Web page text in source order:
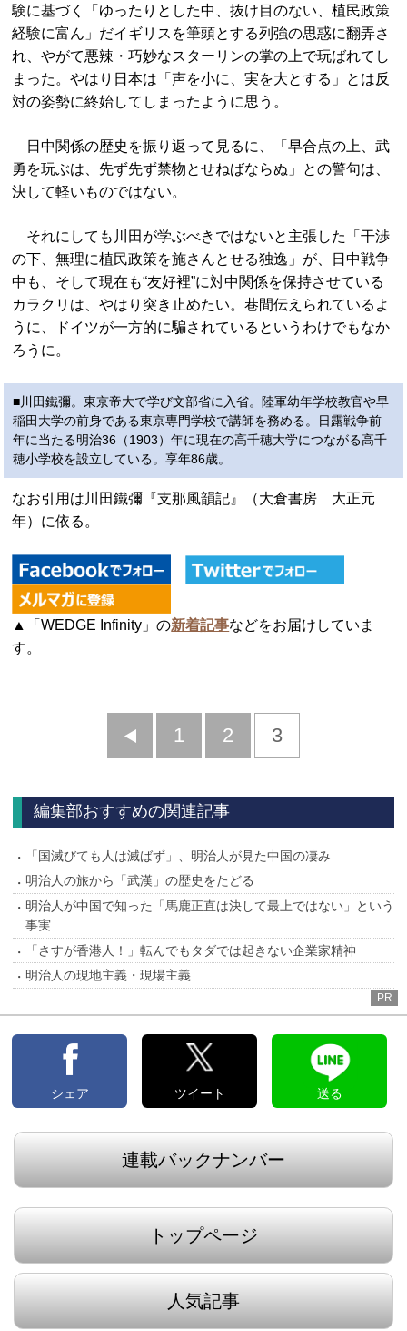
験に基づく「ゆったりとした中、抜け目のない、植民政策
経験に富ん」だイギリスを筆頭とする列強の思惑に翻弄さ
れ、やがて悪辣・巧妙なスターリンの掌の上で玩ばれてし
まった。やはり日本は「声を小に、実を大とする」とは反
対の姿勢に終始してしまったように思う。
日中関係の歴史を振り返って見るに、「早合点の上、武
勇を玩ぶは、先ず先ず禁物とせねばならぬ」との警句は、
決して軽いものではない。
それにしても川田が学ぶべきではないと主張した「干渉
の下、無理に植民政策を施さんとせる独逸」が、日中戦争
中も、そして現在も“友好裡”に対中関係を保持させている
カラクリは、やはり突き止めたい。巷間伝えられているよ
うに、ドイツが一方的に騙されているというわけでもなか
ろうに。
■川田鐵彌。東京帝大で学び文部省に入省。陸軍幼年学校教官や早
稲田大学の前身である東京専門学校で講師を務める。日露戦争前
年に当たる明治36（1903）年に現在の高千穂大学につながる高千
穂小学校を設立している。享年86歳。
なお引用は川田鐵彌『支那風韻記』（大倉書房 大正元
年）に依る。
▲「WEDGE Infinity」の新着記事などをお届けしていま
す。
前
1 2 3
編集部おすすめの関連記事
「国滅びても人は滅ばず」、明治人が見た中国の凄み
明治人の旅から「武漢」の歴史をたどる
明治人が中国で知った「馬鹿正直は決して最上ではない」という
事実
「さすが香港人！」転んでもタダでは起きない企業家精神
明治人の現地主義・現場主義
PR
シェア ツイート 送る
連載バックナンバー
トップページ
人気記事